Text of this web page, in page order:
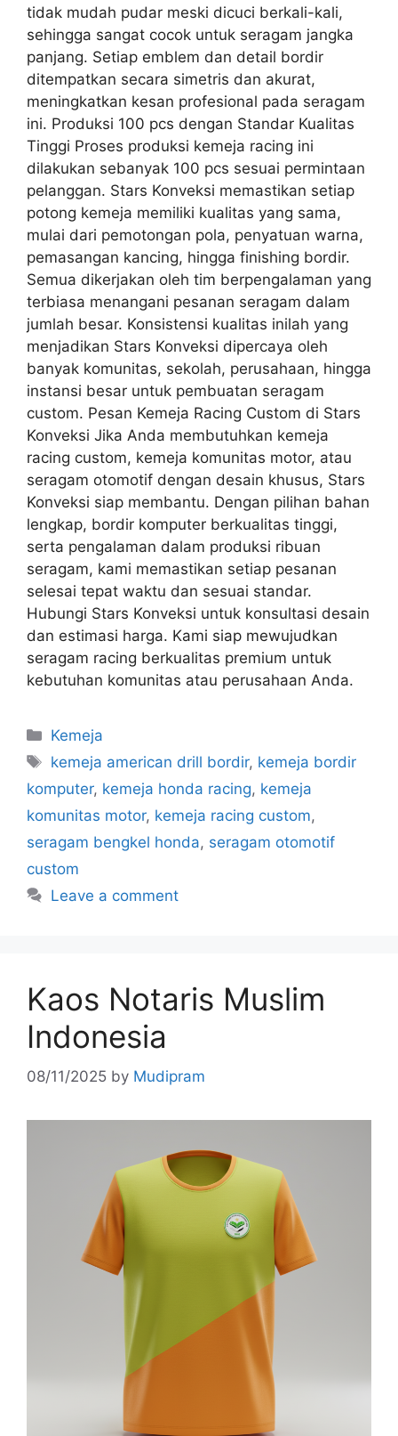
tidak mudah pudar meski dicuci berkali-kali,
sehingga sangat cocok untuk seragam jangka
panjang. Setiap emblem dan detail bordir
ditempatkan secara simetris dan akurat,
meningkatkan kesan profesional pada seragam
ini. Produksi 100 pcs dengan Standar Kualitas
Tinggi Proses produksi kemeja racing ini
dilakukan sebanyak 100 pcs sesuai permintaan
pelanggan. Stars Konveksi memastikan setiap
potong kemeja memiliki kualitas yang sama,
mulai dari pemotongan pola, penyatuan warna,
pemasangan kancing, hingga finishing bordir.
Semua dikerjakan oleh tim berpengalaman yang
terbiasa menangani pesanan seragam dalam
jumlah besar. Konsistensi kualitas inilah yang
menjadikan Stars Konveksi dipercaya oleh
banyak komunitas, sekolah, perusahaan, hingga
instansi besar untuk pembuatan seragam
custom. Pesan Kemeja Racing Custom di Stars
Konveksi Jika Anda membutuhkan kemeja
racing custom, kemeja komunitas motor, atau
seragam otomotif dengan desain khusus, Stars
Konveksi siap membantu. Dengan pilihan bahan
lengkap, bordir komputer berkualitas tinggi,
serta pengalaman dalam produksi ribuan
seragam, kami memastikan setiap pesanan
selesai tepat waktu dan sesuai standar.
Hubungi Stars Konveksi untuk konsultasi desain
dan estimasi harga. Kami siap mewujudkan
seragam racing berkualitas premium untuk
kebutuhan komunitas atau perusahaan Anda.
Kemeja
kemeja american drill bordir, kemeja bordir
komputer, kemeja honda racing, kemeja
komunitas motor, kemeja racing custom,
seragam bengkel honda, seragam otomotif
custom
Leave a comment
Kaos Notaris Muslim
Indonesia
08/11/2025 by Mudipram